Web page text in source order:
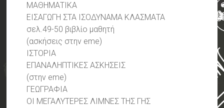
ΜΑΘΗΜΑΤΙΚΑ
ΕΙΣΑΓΩΓΗ ΣΤΑ ΙΣΟΔΥΝΑΜΑ ΚΛΑΣΜΑΤΑ
σελ.49-50 βιβλίο μαθητή
(ασκήσεις στην eme)
ΙΣΤΟΡΙΑ
ΕΠΑΝΑΛΗΠΤΙΚΕΣ ΑΣΚΗΣΕΙΣ
(στην eme)
ΓΕΩΓΡΑΦΙΑ
ΟΙ ΜΕΓΑΛΥΤΕΡΕΣ ΛΙΜΝΕΣ ΤΗΣ ΓΗΣ